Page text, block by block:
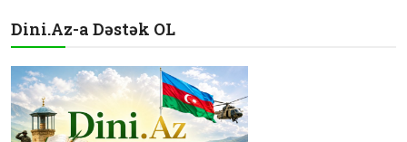
Dini.Az-a Dəstək OL